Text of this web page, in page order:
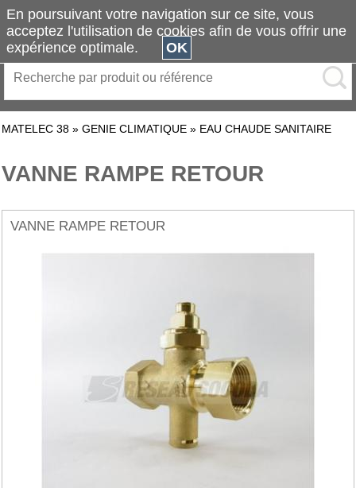
MATELEC 38 » GENIE CLIMATIQUE » EAU CHAUDE SANITAIRE
VANNE RAMPE RETOUR
VANNE RAMPE RETOUR
En poursuivant votre navigation sur ce site, vous
acceptez l'utilisation de cookies afin de vous offrir une
expérience optimale.
OK